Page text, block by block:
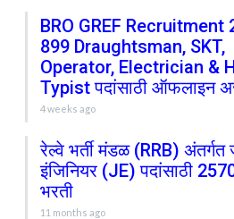
BRO GREF Recruitment
899 Draughtsman, SKT,
Operator, Electrician &
Typist पदांसाठी ऑफलाइन
4 weeks ago
रेल्वे भर्ती मंडळ (RRB) अंतर्गत
इंजिनियर (JE) पदांसाठी
भरती
11 months ago